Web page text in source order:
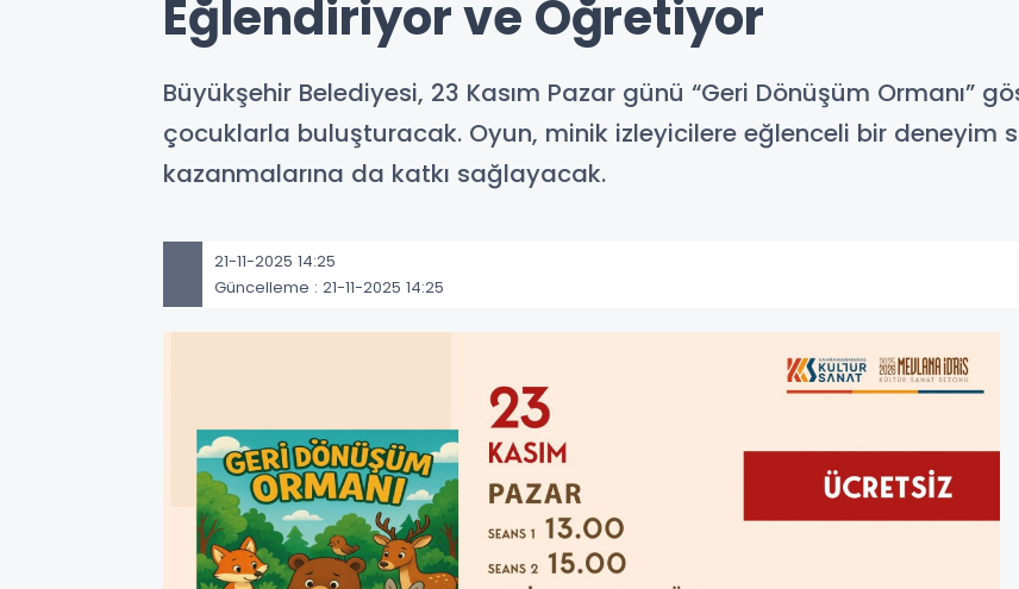
Eğlendiriyor ve Öğretiyor
Büyükşehir Belediyesi, 23 Kasım Pazar günü “Geri Dönüşüm Ormanı”
çocuklarla buluşturacak. Oyun, minik izleyicilere eğlenceli bir deneyim
kazanmalarına da katkı sağlayacak.
21-11-2025 14:25
Güncelleme : 21-11-2025 14:25